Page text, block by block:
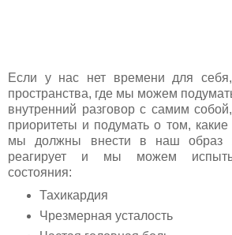
Если у нас нет времени для себя,
пространства, где мы можем
внутренний разговор с самим
приоритеты и подумать о том,
мы должны внести в наш образ
реагирует и мы можем
состояния:
Тахикардия
Чрезмерная усталость